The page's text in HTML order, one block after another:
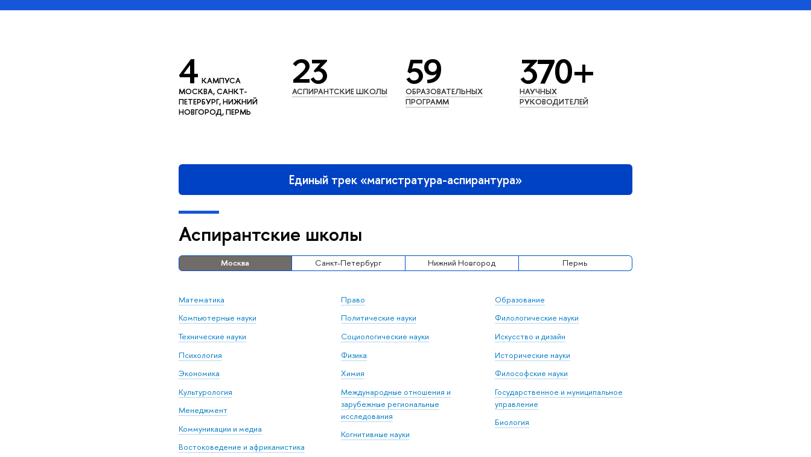
4КАМПУСА
МОСКВА, САНКТ-
ПЕТЕРБУРГ, НИЖНИЙ
НОВГОРОД, ПЕРМЬ
23
АСПИРАНТСКИЕ ШКОЛЫ 59
ОБРАЗОВАТЕЛЬНЫХ
ПРОГРАММ
370+
НАУЧНЫХ
РУКОВОДИТЕЛЕЙ
Единый трек «магистратура-аспирантура»
Аспирантские школы
Москва Санкт-Петербург Нижний Новгород Пермь
Математика
Компьютерные науки
Технические науки
Психология
Экономика
Культурология
Менеджмент
Коммуникации и медиа
Востоковедение и африканистика
Право
Политические науки
Социологические науки
Физика
Химия
Международные отношения и
зарубежные региональные
исследования
Когнитивные науки
Образование
Филологические науки
Искусство и дизайн
Исторические науки
Философские науки
Государственное и муниципальное
управление
Биология